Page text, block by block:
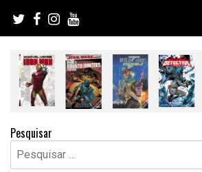
content
Pesquisar
Pesquisar
por: